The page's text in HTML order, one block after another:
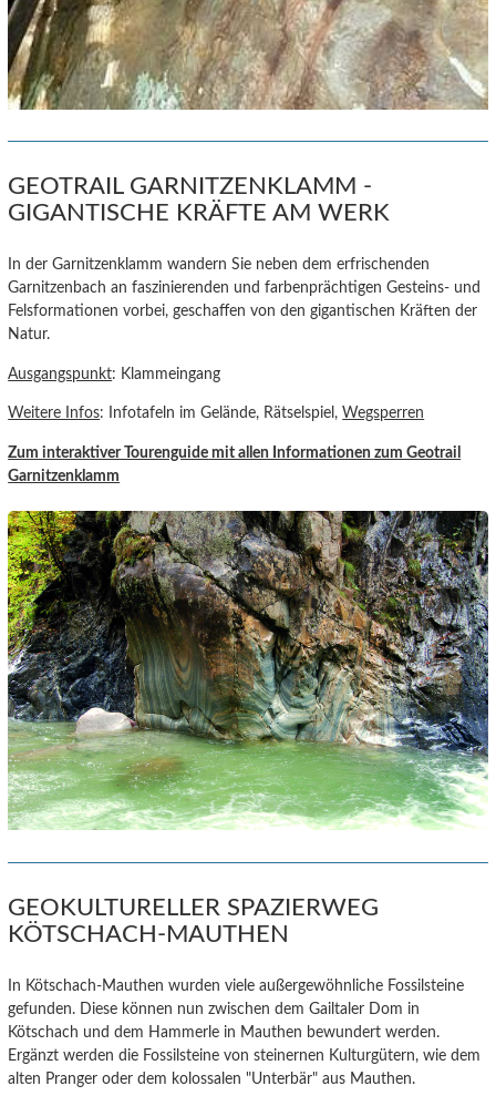
GEOTRAIL GARNITZENKLAMM -
GIGANTISCHE KRÄFTE AM WERK
In der Garnitzenklamm wandern Sie neben dem erfrischenden
Garnitzenbach an faszinierenden und farbenprächtigen Gesteins- und
Felsformationen vorbei, geschaffen von den gigantischen Kräften der
Natur.
Ausgangspunkt: Klammeingang
Weitere Infos: Infotafeln im Gelände, Rätselspiel,Wegsperren
Zum interaktiver Tourenguide mit allen Informationen zum Geotrail
Garnitzenklamm
GEOKULTURELLER SPAZIERWEG
KÖTSCHACH-MAUTHEN
In Kötschach-Mauthen wurden viele außergewöhnliche Fossilsteine
gefunden. Diese können nun zwischen dem Gailtaler Dom in
Kötschach und dem Hammerle in Mauthen bewundert werden.
Ergänzt werden die Fossilsteine von steinernen Kulturgütern, wie dem
alten Pranger oder dem kolossalen "Unterbär" aus Mauthen.